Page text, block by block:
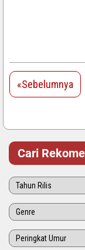
«Sebelumnya
Cari